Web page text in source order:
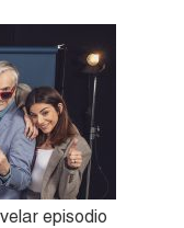
episodio